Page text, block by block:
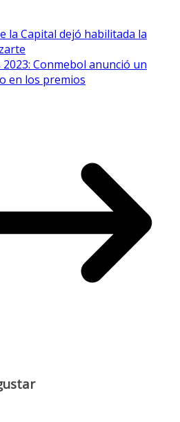
la Capital dejó habilitada la
Conmebol anunció un
en los premios